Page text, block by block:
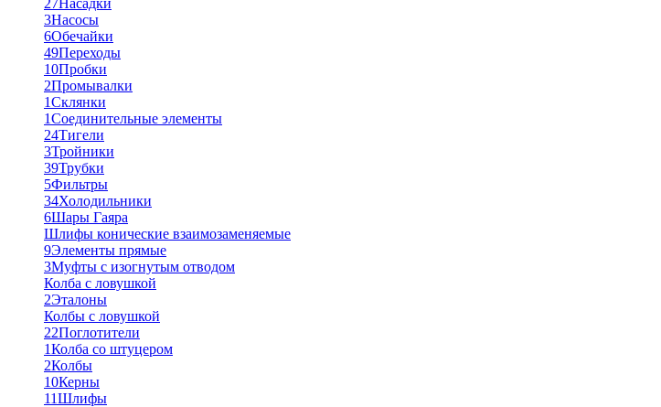
27Насадки
3Насосы
6Обечайки
49Переходы
10Пробки
2Промывалки
1Склянки
1Соединительные элементы
24Тигели
3Тройники
39Трубки
5Фильтры
34Холодильники
6Шары Гаяра
Шлифы конические взаимозаменяемые
9Элементы прямые
3Муфты с изогнутым отводом
Колба с ловушкой
2Эталоны
Колбы с ловушкой
22Поглотители
1Колба со штуцером
2Колбы
10Керны
11Шлифы